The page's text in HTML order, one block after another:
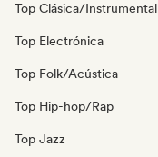
Top Clásica/Instrumental
Top Electrónica
Top Folk/Acústica
Top Hip-hop/Rap
Top Jazz